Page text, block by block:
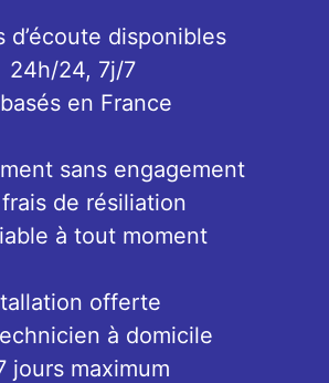
d’écoute disponibles
24h/24, 7j/7
en France
sans engagement
de résiliation
à tout moment
offerte
à domicile
jours maximum